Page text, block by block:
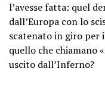
l’avesse fatta: quel
dall’Europa con lo
scatenato in giro per
quello che chiamano
uscito dall’Inferno?